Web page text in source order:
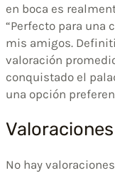
en boca es
“Perfecto para una
mis amigos.
valoración
conquistado el
una opción
Valoraciones
No hay